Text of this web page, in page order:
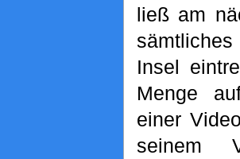
ließ am
Insel
Menge
einer
seinem